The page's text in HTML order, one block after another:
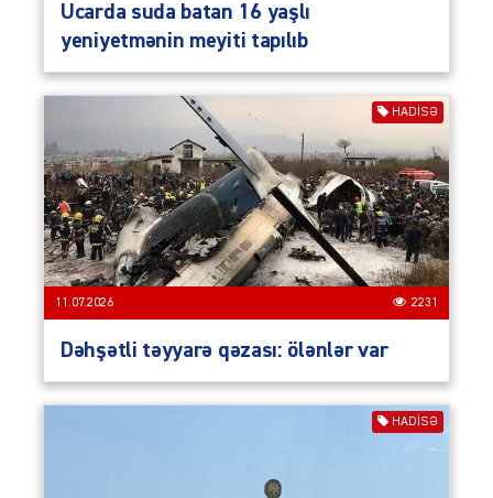
Ucarda suda batan 16 yaşlı
yeniyetmənin meyiti tapılıb
HADISƏ
11.07.2026 2231
Dəhşətli təyyarə qəzası: ölənlər var
HADISƏ